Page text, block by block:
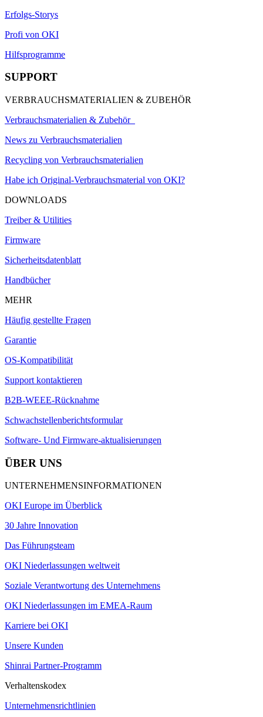
Erfolgs-Storys
Profi von OKI
Hilfsprogramme
SUPPORT
VERBRAUCHSMATERIALIEN & ZUBEHÖR
Verbrauchsmaterialien & Zubehör
News zu Verbrauchsmaterialien
Recycling von Verbrauchsmaterialien
Habe ich Original-Verbrauchsmaterial von OKI?
DOWNLOADS
Treiber & Utilities
Firmware
Sicherheitsdatenblatt
Handbücher
MEHR
Häufig gestellte Fragen
Garantie
OS-Kompatibilität
Support kontaktieren
B2B-WEEE-Rücknahme
Schwachstellenberichtsformular
Software- Und Firmware-aktualisierungen
ÜBER UNS
UNTERNEHMENSINFORMATIONEN
OKI Europe im Überblick
30 Jahre Innovation
Das Führungsteam
OKI Niederlassungen weltweit
Soziale Verantwortung des Unternehmens
OKI Niederlassungen im EMEA-Raum
Karriere bei OKI
Unsere Kunden
Shinrai Partner-Programm
Verhaltenskodex
Unternehmensrichtlinien